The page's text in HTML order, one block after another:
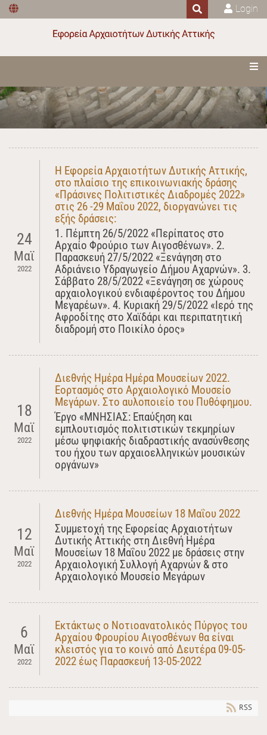
Login
24
Μαϊ
2022
Η Εφορεία Αρχαιοτήτων Δυτικής Αττικής,
στο πλαίσιο της επικοινωνιακής δράσης
«Πράσινες Πολιτιστικές Διαδρομές 2022»
στις 26 -29 Μαΐου 2022, διοργανώνει τις
εξής δράσεις:
1. Πέμπτη 26/5/2022 «Περίπατος στο
Αρχαίο Φρούριο των Αιγοσθένων». 2.
Παρασκευή 27/5/2022 «Ξενάγηση στο
Αδριάνειο Υδραγωγείο Δήμου Αχαρνών». 3.
Σάββατο 28/5/2022 «Ξενάγηση σε χώρους
αρχαιολογικού ενδιαφέροντος του Δήμου
Μεγαρέων». 4. Κυριακή 29/5/2022 «Ιερό της
Αφροδίτης στο Χαϊδάρι και περιπατητική
διαδρομή στο Ποικίλο όρος»
18
Μαϊ
2022
Διεθνής Ημέρα Ημέρα Μουσείων 2022.
Εορτασμός στο Αρχαιολογικό Μουσείο
Μεγάρων. Στο αυλοποιείο του Πυθόφημου.
Έργο «ΜΝΗΣΙΑΣ: Επαύξηση και
εμπλουτισμός πολιτιστικών τεκμηρίων
μέσω ψηφιακής διαδραστικής ανασύνθεσης
του ήχου των αρχαιοελληνικών μουσικών
οργάνων»
12
Μαϊ
2022
Διεθνής Ημέρα Μουσείων 18 Μαΐου 2022
Συμμετοχή της Εφορείας Αρχαιοτήτων
Δυτικής Αττικής στη Διεθνή Ημέρα
Μουσείων 18 Μαΐου 2022 με δράσεις στην
Αρχαιολογική Συλλογή Αχαρνών & στο
Αρχαιολογικό Μουσείο Μεγάρων
6
Μαϊ
2022
Εκτάκτως ο Νοτιοανατολικός Πύργος του
Αρχαίου Φρουρίου Αιγοσθένων θα είναι
κλειστός για το κοινό από Δευτέρα 09-05-
2022 έως Παρασκευή 13-05-2022
RSS